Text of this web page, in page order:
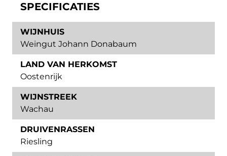
SPECIFICATIES
WIJNHUIS
Weingut Johann Donabaum
LAND VAN HERKOMST
Oostenrijk
WIJNSTREEK
Wachau
DRUIVENRASSEN
Riesling